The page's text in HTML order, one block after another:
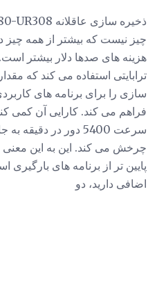
چیز نیست که بیشتر از همه
هزینه های صدها دلار بیشتر
ترابایتی استفاده می کند که
سازی را برای برنامه های
فراهم می کند. کارایی آن کمی
چرخش می کند. این به این
پایین تر از برنامه های
اضافی دارید، دو